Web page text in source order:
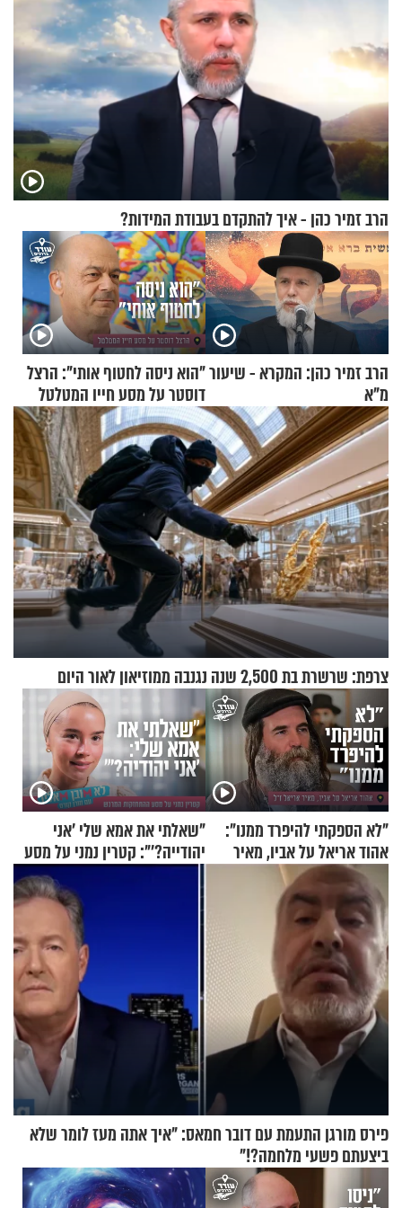
הרב זמיר כהן - איך להתקדם בעבודת המידות?
הרב זמיר כהן: המקרא - שיעור
מ"א
"הוא ניסה לחטוף אותי": הרצל
דוסטר על מסע חייו המטלטל
צרפת: שרשרת בת 2,500 שנה נגנבה ממוזיאון לאור היום
"לא הספקתי להיפרד ממנו":
אהוד אריאל על אביו, מאיר
אריאל ז"ל
"שאלתי את אמא שלי 'אני
יהודייה?'": קטרין נמני על מסע
ההתחזקות המרגש
פירס מורגן התעמת עם דובר חמאס: "איך אתה מעז לומר שלא
ביצעתם פשעי מלחמה?!"